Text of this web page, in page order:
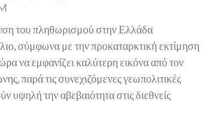
του πληθωρισμού στην Ελλάδα
σύμφωνα με την προκαταρκτική εκτίμηση
να εμφανίζει καλύτερη εικόνα από τον
παρά τις συνεχιζόμενες γεωπολιτικές
υψηλή την αβεβαιότητα στις διεθνείς